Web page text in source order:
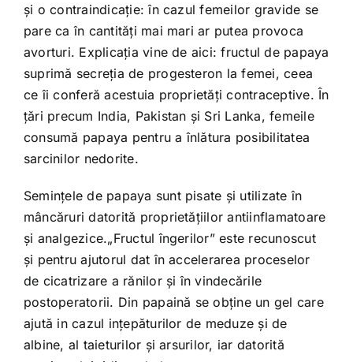
şi o contraindicaţie: în cazul femeilor gravide se
pare ca în cantităţi mai mari ar putea provoca
avorturi. Explicaţia vine de aici: fructul de papaya
suprimă secreţia de progesteron la femei, ceea
ce îi conferă acestuia proprietăţi contraceptive. În
ţări precum India, Pakistan şi Sri Lanka, femeile
consumă papaya pentru a înlătura posibilitatea
sarcinilor nedorite.
Seminţele de papaya sunt pisate şi utilizate în
mâncăruri datorită proprietăţiilor antiinflamatoare
şi analgezice.„Fructul îngerilor” este recunoscut
şi pentru ajutorul dat în accelerarea proceselor
de cicatrizare a rănilor şi în vindecările
postoperatorii. Din papaină se obţine un gel care
ajută in cazul inţepăturilor de meduze şi de
albine, al taieturilor şi arsurilor, iar datorită